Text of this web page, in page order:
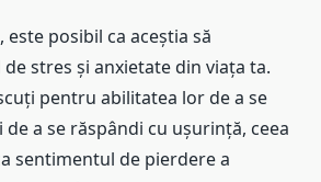
este posibil ca aceștia să
stres și anxietate din viața ta.
pentru abilitatea lor de a se
a se răspândi cu ușurință, ceea
sentimentul de pierdere a